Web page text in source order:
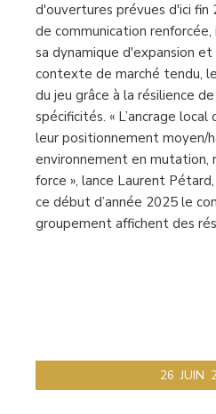
d'ouvertures prévues d'ici
de communication renforcée,
sa dynamique d'expansion
contexte de marché tendu,
du jeu grâce à la résilience
spécificités. « L’ancrage
leur positionnement moyen/
environnement en mutation,
force », lance Laurent
ce début d’année 2025 le
groupement affichent des
26 JUIN